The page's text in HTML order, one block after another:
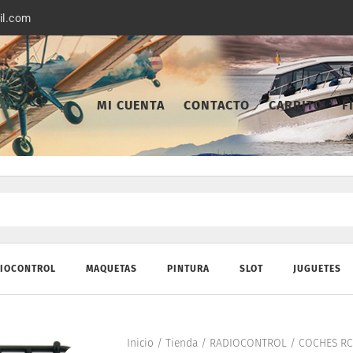
MI CUENTA CONTACTO CARRITO
MAQUETAS PINTURA SLOT JUGUETES
Inicio / Tienda/ RADIOCONTROL/ COCHES RC